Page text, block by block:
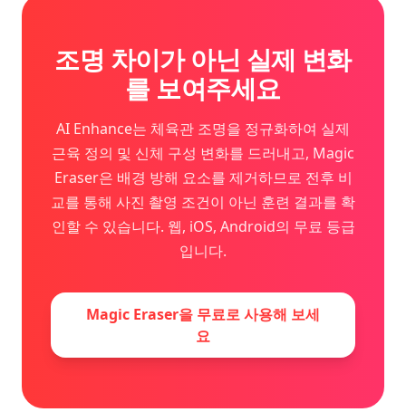
조명 차이가 아닌 실제 변화
를 보여주세요
AI Enhance는 체육관 조명을 정규화하여 실제
근육 정의 및 신체 구성 변화를 드러내고, Magic
Eraser은 배경 방해 요소를 제거하므로 전후 비
교를 통해 사진 촬영 조건이 아닌 훈련 결과를 확
인할 수 있습니다. 웹, iOS, Android의 무료 등급
입니다.
Magic Eraser을 무료로 사용해 보세
요